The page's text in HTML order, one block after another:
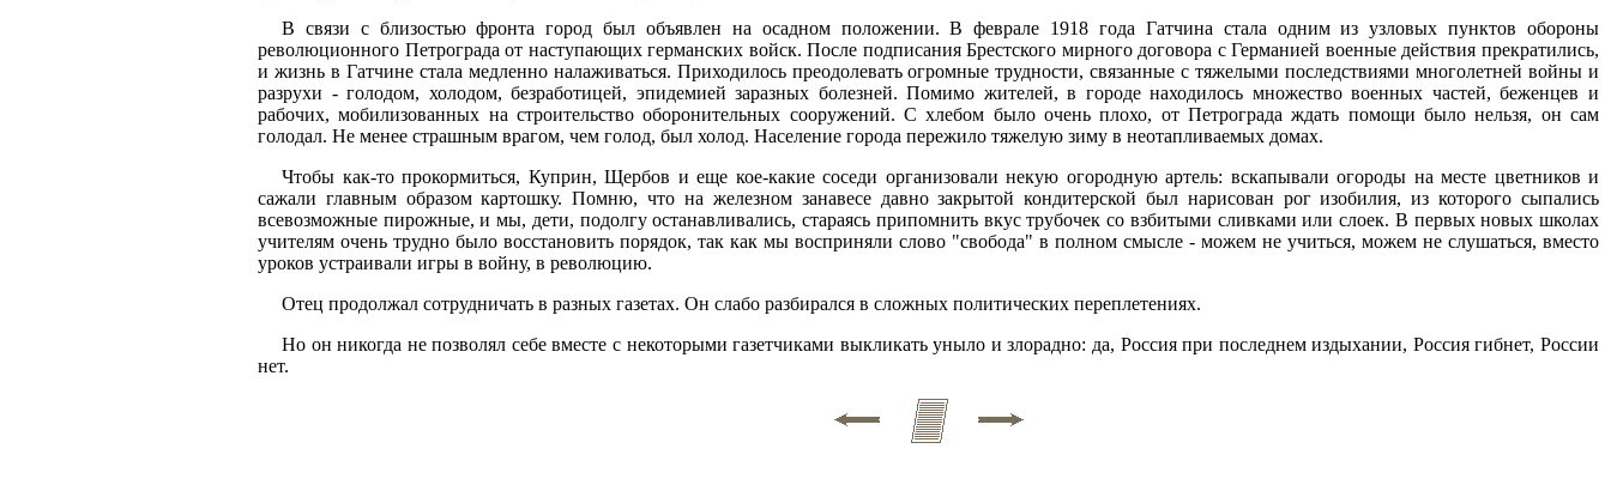
В связи с близостью фронта город был объявлен на осадном положении. В феврале 1918 года Гатчина стала одним из узловых пунктов обороны
революционного Петрограда от наступающих германских войск. После подписания Брестского мирного договора с Германией военные действия прекратились,
и жизнь в Гатчине стала медленно налаживаться. Приходилось преодолевать огромные трудности, связанные с тяжелыми последствиями многолетней войны и
разрухи - голодом, холодом, безработицей, эпидемией заразных болезней. Помимо жителей, в городе находилось множество военных частей, беженцев и
рабочих, мобилизованных на строительство оборонительных сооружений. С хлебом было очень плохо, от Петрограда ждать помощи было нельзя, он сам
голодал. Не менее страшным врагом, чем голод, был холод. Население города пережило тяжелую зиму в неотапливаемых домах.
Чтобы как-то прокормиться, Куприн, Щербов и еще кое-какие соседи организовали некую огородную артель: вскапывали огороды на месте цветников и
сажали главным образом картошку. Помню, что на железном занавесе давно закрытой кондитерской был нарисован рог изобилия, из которого сыпались
всевозможные пирожные, и мы, дети, подолгу останавливались, стараясь припомнить вкус трубочек со взбитыми сливками или слоек. В первых новых школах
учителям очень трудно было восстановить порядок, так как мы восприняли слово "свобода" в полном смысле - можем не учиться, можем не слушаться, вместо
уроков устраивали игры в войну, в революцию.
Отец продолжал сотрудничать в разных газетах. Он слабо разбирался в сложных политических переплетениях.
Но он никогда не позволял себе вместе с некоторыми газетчиками выкликать уныло и злорадно: да, Россия при последнем издыхании, Россия гибнет, России
нет.